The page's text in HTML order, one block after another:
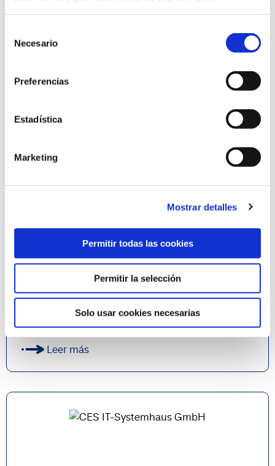
Necesario
Preferencias
Estadística
Marketing
Mostrar detalles
Permitir todas las cookies
Permitir la selección
Solo usar cookies necesarias
Document Capture OPplus Document Output
Payment Management Expense Management
Continia Banking Continia Finance
Collection Management Continia DynamoPAY
Leer más